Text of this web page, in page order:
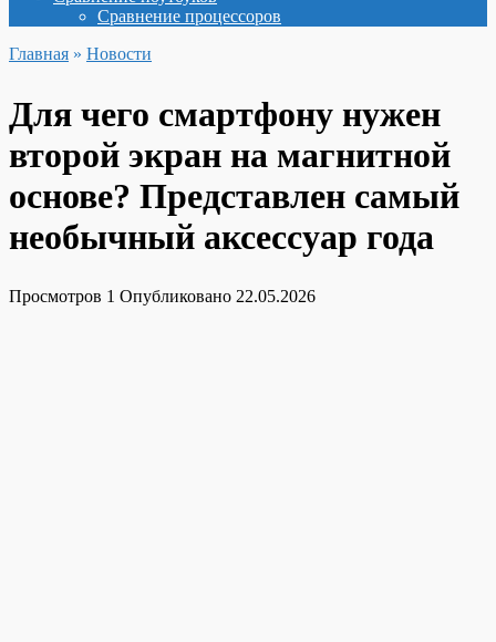
Сравнение процессоров
Главная » Новости
Для чего смартфону нужен
второй экран на магнитной
основе? Представлен самый
необычный аксессуар года
Просмотров 1 Опубликовано 22.05.2026